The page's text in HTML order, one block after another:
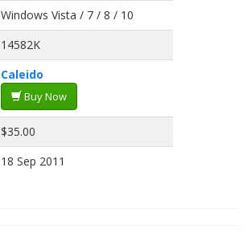
Windows Vista / 7 / 8 / 10
14582K
Caleido
Buy Now
$35.00
18 Sep 2011